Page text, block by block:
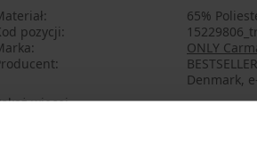
65%
pozycji
ONLY
Denmark,
więcej